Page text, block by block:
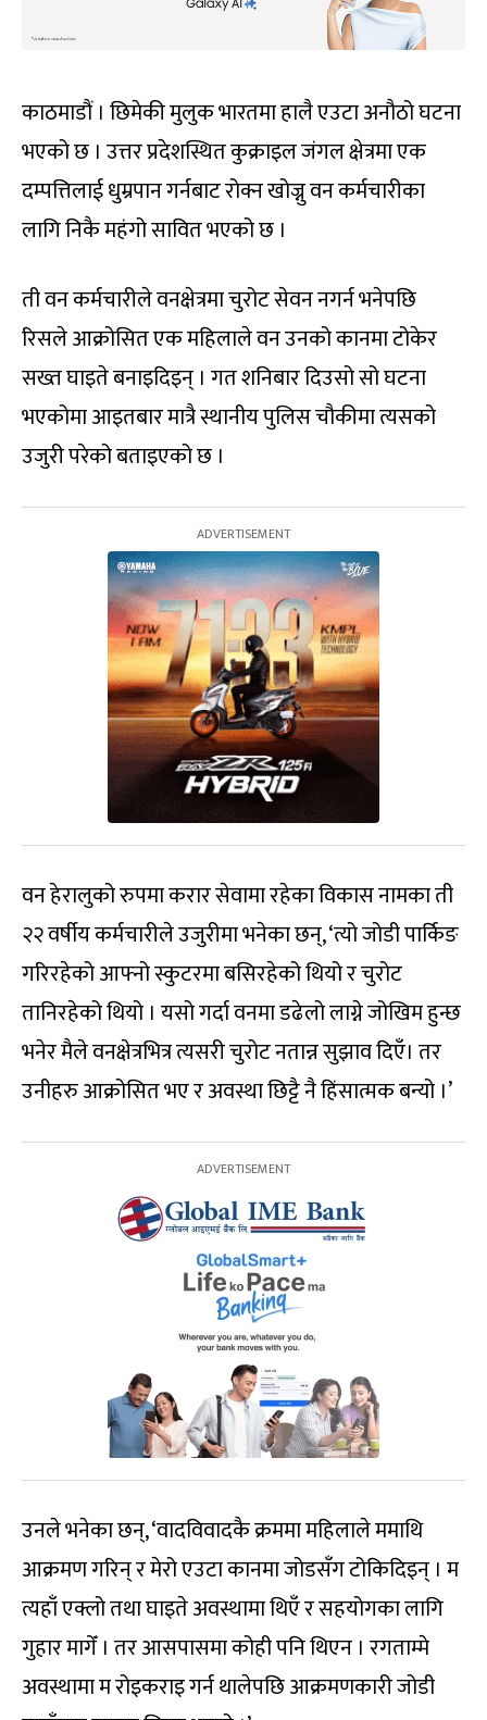
काठमाडौं । छिमेकी मुलुक भारतमा हालै एउटा अनौठो घटना
भएको छ । उत्तर प्रदेशस्थित कुक्राइल जंगल क्षेत्रमा एक
दम्पत्तिलाई धुम्रपान गर्नबाट रोक्न खोज्नु वन कर्मचारीका
लागि निकै महंगो सावित भएको छ ।
ती वन कर्मचारीले वनक्षेत्रमा चुरोट सेवन नगर्न भनेपछि
रिसले आक्रोसित एक महिलाले वन उनको कानमा टोकेर
सख्त घाइते बनाइदिइन् । गत शनिबार दिउसो सो घटना
भएकोमा आइतबार मात्रै स्थानीय पुलिस चौकीमा त्यसको
उजुरी परेको बताइएको छ ।
वन हेरालुको रुपमा करार सेवामा रहेका विकास नामका ती
२२ वर्षीय कर्मचारीले उजुरीमा भनेका छन्, ‘त्यो जोडी पार्किङ
गरिरहेको आफ्नो स्कुटरमा बसिरहेको थियो र चुरोट
तानिरहेको थियो । यसो गर्दा वनमा डढेलो लाग्ने जोखिम हुन्छ
भनेर मैले वनक्षेत्रभित्र त्यसरी चुरोट नतान्न सुझाव दिएँ। तर
उनीहरु आक्रोसित भए र अवस्था छिट्टै नै हिंसात्मक बन्यो ।’
उनले भनेका छन्, ‘वादविवादकै क्रममा महिलाले ममाथि
आक्रमण गरिन् र मेरो एउटा कानमा जोडसँग टोकिदिइन् । म
त्यहाँ एक्लो तथा घाइते अवस्थामा थिएँ र सहयोगका लागि
गुहार मागेँ । तर आसपासमा कोही पनि थिएन । रगताम्मे
अवस्थामा म रोइकराइ गर्न थालेपछि आक्रमणकारी जोडी